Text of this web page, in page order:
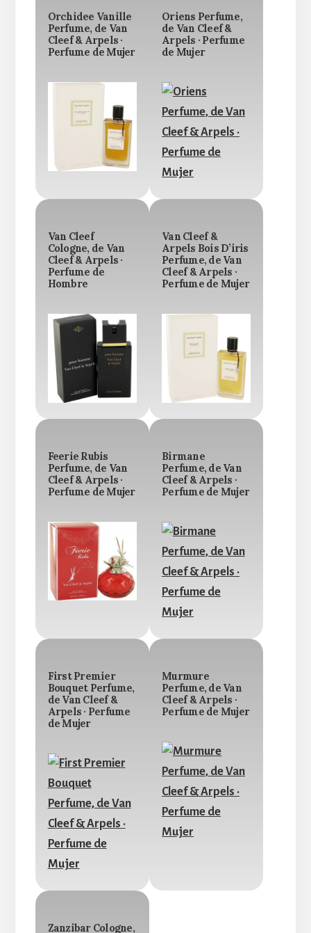
Orchidee Vanille
Perfume, de Van
Cleef & Arpels ·
Perfume de Mujer
Oriens Perfume,
de Van Cleef &
Arpels · Perfume
de Mujer
Van Cleef
Cologne, de Van
Cleef & Arpels ·
Perfume de
Hombre
Van Cleef &
Arpels Bois D’iris
Perfume, de Van
Cleef & Arpels ·
Perfume de Mujer
Feerie Rubis
Perfume, de Van
Cleef & Arpels ·
Perfume de Mujer
Birmane
Perfume, de Van
Cleef & Arpels ·
Perfume de Mujer
First Premier
Bouquet Perfume,
de Van Cleef &
Arpels · Perfume
de Mujer
Murmure
Perfume, de Van
Cleef & Arpels ·
Perfume de Mujer
Zanzibar Cologne,